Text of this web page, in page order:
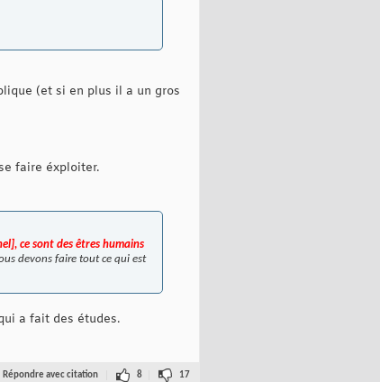
(et si en plus il a un gros
faire éxploiter.
ce sont des êtres humains
devons faire tout ce qui est
a fait des études.
Répondre avec citation 8 17